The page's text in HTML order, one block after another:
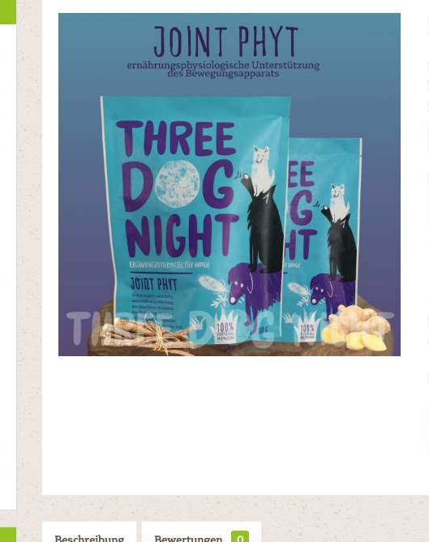
Beschreibung Bewertungen 0